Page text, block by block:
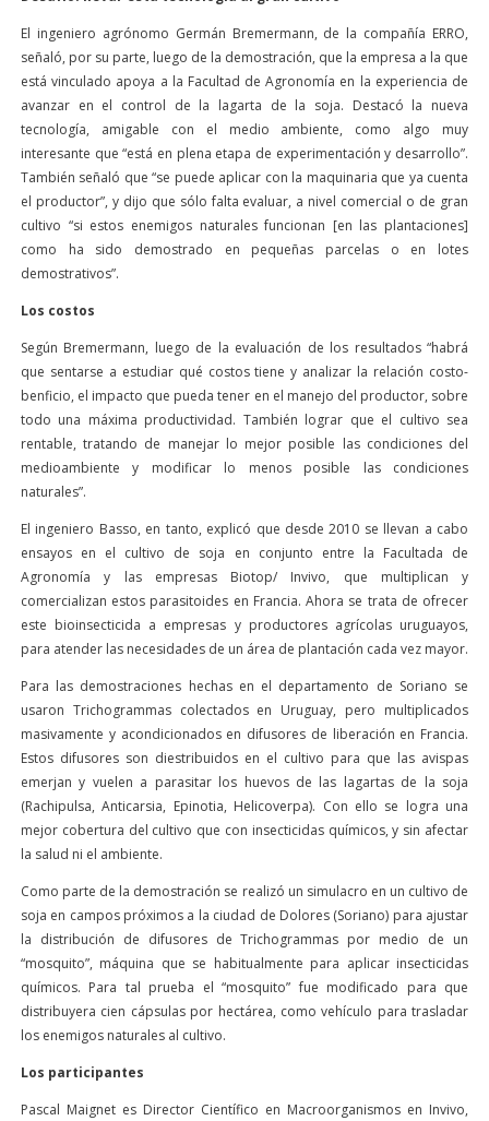
El ingeniero agrónomo Germán Bremermann, de la compañía ERRO,
señaló, por su parte, luego de la demostración, que la empresa a la que
está vinculado apoya a la Facultad de Agronomía en la experiencia de
avanzar en el control de la lagarta de la soja. Destacó la nueva
tecnología, amigable con el medio ambiente, como algo muy
interesante que “está en plena etapa de experimentación y desarrollo”.
También señaló que “se puede aplicar con la maquinaria que ya cuenta
el productor”, y dijo que sólo falta evaluar, a nivel comercial o de gran
cultivo “si estos enemigos naturales funcionan [en las plantaciones]
como ha sido demostrado en pequeñas parcelas o en lotes
demostrativos”.
Los costos
Según Bremermann, luego de la evaluación de los resultados “habrá
que sentarse a estudiar qué costos tiene y analizar la relación costo-
benficio, el impacto que pueda tener en el manejo del productor, sobre
todo una máxima productividad. También lograr que el cultivo sea
rentable, tratando de manejar lo mejor posible las condiciones del
medioambiente y modificar lo menos posible las condiciones
naturales”.
El ingeniero Basso, en tanto, explicó que desde 2010 se llevan a cabo
ensayos en el cultivo de soja en conjunto entre la Facultada de
Agronomía y las empresas Biotop/ Invivo, que multiplican y
comercializan estos parasitoides en Francia. Ahora se trata de ofrecer
este bioinsecticida a empresas y productores agrícolas uruguayos,
para atender las necesidades de un área de plantación cada vez mayor.
Para las demostraciones hechas en el departamento de Soriano se
usaron Trichogrammas colectados en Uruguay, pero multiplicados
masivamente y acondicionados en difusores de liberación en Francia.
Estos difusores son diestribuidos en el cultivo para que las avispas
emerjan y vuelen a parasitar los huevos de las lagartas de la soja
(Rachipulsa, Anticarsia, Epinotia, Helicoverpa). Con ello se logra una
mejor cobertura del cultivo que con insecticidas químicos, y sin afectar
la salud ni el ambiente.
Como parte de la demostración se realizó un simulacro en un cultivo de
soja en campos próximos a la ciudad de Dolores (Soriano) para ajustar
la distribución de difusores de Trichogrammas por medio de un
“mosquito”, máquina que se habitualmente para aplicar insecticidas
químicos. Para tal prueba el “mosquito” fue modificado para que
distribuyera cien cápsulas por hectárea, como vehículo para trasladar
los enemigos naturales al cultivo.
Los participantes
Pascal Maignet es Director Científico en Macroorganismos en Invivo,